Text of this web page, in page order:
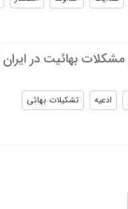
بهائیت در ایران
ادعیه تشکیلات بهائی